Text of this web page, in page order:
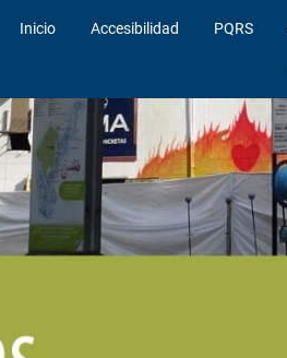
Inicio Accesibilidad PQRS